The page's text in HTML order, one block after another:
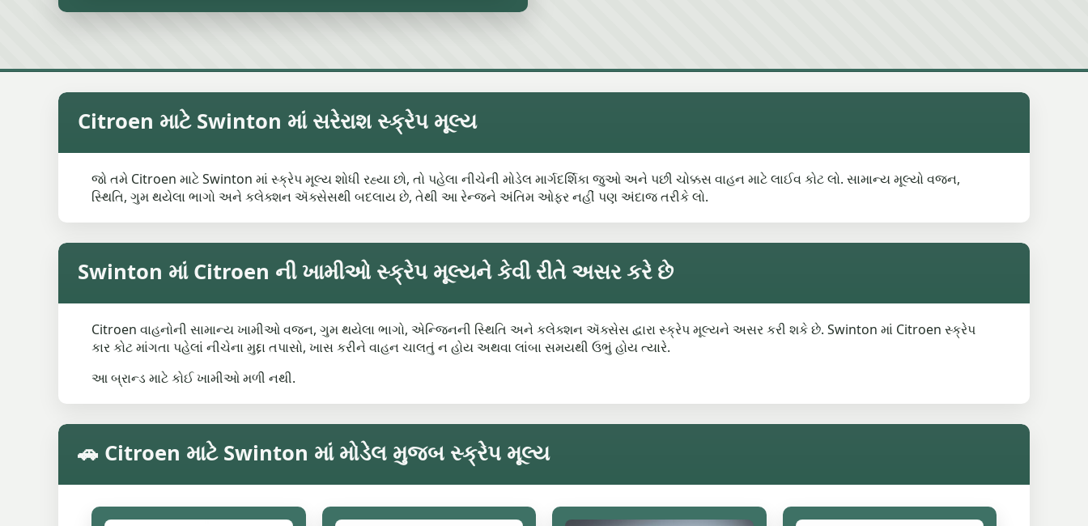
Citroen માટે Swinton માં સરેરાશ સ્ક્રેપ મૂલ્ય
જો તમે Citroen માટે Swinton માં સ્ક્રેપ મૂલ્ય શોધી રહ્યા છો, તો પહેલા નીચેની મોડેલ માર્ગદર્શિકા જુઓ અને પછી ચોક્કસ વાહન માટે લાઈવ કોટ લો. સામાન્ય મૂલ્યો વજન,
સ્થિતિ, ગુમ થયેલા ભાગો અને કલેક્શન ઍક્સેસથી બદલાય છે, તેથી આ રેન્જને અંતિમ ઓફર નહીં પણ અંદાજ તરીકે લો.
Swinton માં Citroen ની ખામીઓ સ્ક્રેપ મૂલ્યને કેવી રીતે અસર કરે છે
Citroen વાહનોની સામાન્ય ખામીઓ વજન, ગુમ થયેલા ભાગો, એન્જિનની સ્થિતિ અને કલેક્શન ઍક્સેસ દ્વારા સ્ક્રેપ મૂલ્યને અસર કરી શકે છે. Swinton માં Citroen સ્ક્રેપ
કાર કોટ માંગતા પહેલાં નીચેના મુદ્દા તપાસો, ખાસ કરીને વાહન ચાલતું ન હોય અથવા લાંબા સમયથી ઉભું હોય ત્યારે.
આ બ્રાન્ડ માટે કોઈ ખામીઓ મળી નથી.
🚗 Citroen માટે Swinton માં મોડેલ મુજબ સ્ક્રેપ મૂલ્ય